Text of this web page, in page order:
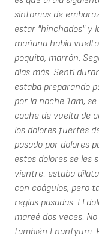
síntomas de
estar "hinchados" y
mañana había
poquito, marrón.
días más. Sentí
estaba preparando
por la noche 1am,
coche de vuelta de
los dolores fuertes
pasado por dolores
estos dolores se les
vientre: estaba
con coágulos, pero
reglas pasadas. El
mareé dos veces.
también Enantyum.